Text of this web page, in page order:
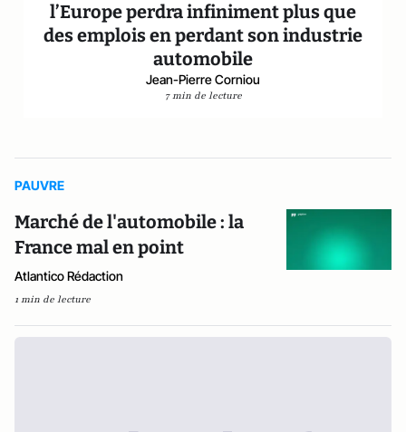
l’Europe perdra infiniment plus que
des emplois en perdant son industrie
automobile
Jean-Pierre Corniou
7 min de lecture
PAUVRE
Marché de l'automobile : la
France mal en point
Atlantico Rédaction
1 min de lecture